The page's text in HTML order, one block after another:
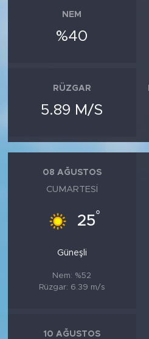
NEM
%40
RÜZGAR
5.89 M/S
08 AĞUSTOS
CUMARTESI
25°
Güneşli
Nem: %52
Rüzgar: 6.39 m/s
10 AĞUSTOS